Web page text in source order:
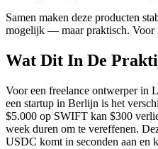
Samen maken deze producten
mogelijk — maar praktisch. Voor
Wat Dit In De
Voor een freelance ontwerper in
een startup in Berlijn is het
$5.000 op SWIFT kan $300
week duren om te vereffenen.
USDC komt in seconden aan en